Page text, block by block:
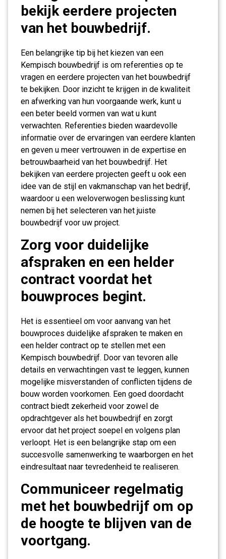
bekijk eerdere projecten
van het bouwbedrijf.
Een belangrijke tip bij het kiezen van een
Kempisch bouwbedrijf is om referenties op te
vragen en eerdere projecten van het bouwbedrijf
te bekijken. Door inzicht te krijgen in de kwaliteit
en afwerking van hun voorgaande werk, kunt u
een beter beeld vormen van wat u kunt
verwachten. Referenties bieden waardevolle
informatie over de ervaringen van eerdere klanten
en geven u meer vertrouwen in de expertise en
betrouwbaarheid van het bouwbedrijf. Het
bekijken van eerdere projecten geeft u ook een
idee van de stijl en vakmanschap van het bedrijf,
waardoor u een weloverwogen beslissing kunt
nemen bij het selecteren van het juiste
bouwbedrijf voor uw project.
Zorg voor duidelijke
afspraken en een helder
contract voordat het
bouwproces begint.
Het is essentieel om voor aanvang van het
bouwproces duidelijke afspraken te maken en
een helder contract op te stellen met een
Kempisch bouwbedrijf. Door van tevoren alle
details en verwachtingen vast te leggen, kunnen
mogelijke misverstanden of conflicten tijdens de
bouw worden voorkomen. Een goed doordacht
contract biedt zekerheid voor zowel de
opdrachtgever als het bouwbedrijf en zorgt
ervoor dat het project soepel en volgens plan
verloopt. Het is een belangrijke stap om een
succesvolle samenwerking te waarborgen en het
eindresultaat naar tevredenheid te realiseren.
Communiceer regelmatig
met het bouwbedrijf om op
de hoogte te blijven van de
voortgang.